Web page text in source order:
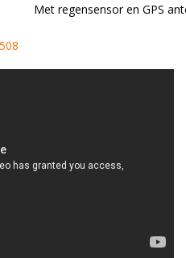
Met regensensor en GPS